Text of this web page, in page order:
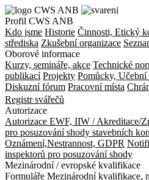
Profil CWS ANB
Kdo jsme Historie Činnosti, Etický
střediska Zkušební organizace
Oborové informace
Kurzy, semináře, akce Technické
publikací Projekty Pomůcky, Učební
Diskuzní fórum Pracovní místa
Registr svářečů
Autorizace
Autorizace EWF, IIW / Akreditace/
pro posuzování shody stavebních
Oznámení,Nestrannost, GDPR
inspektorů pro posuzování shody
Mezinárodní / evropské kvalifikace
Formuláře Mezinárodní kvalifikace,